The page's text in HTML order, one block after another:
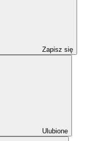
Zapisz się
Ulubione